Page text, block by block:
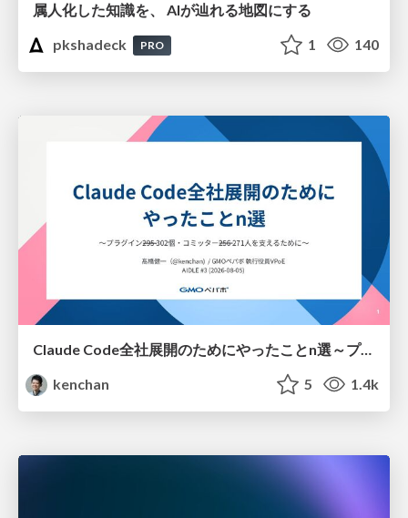
属人化した知識を、 AIが辿れる地図にする
pkshadeck
PRO 1 140
Claude Code全社展開のためにやったことn選～プラグイン302個・コミッター271人を支えるために～
kenchan
5 1.4k